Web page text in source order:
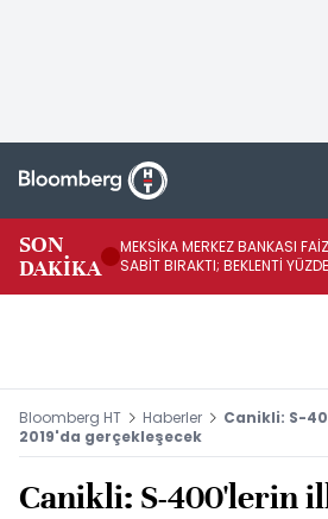
SON
DAKİKA
MEKSİKA MERKEZ BANKASI
SABİT BIRAKTI; BEKLENTİ
Bloomberg HT Haberler
Canikli: S-
2019'da gerçekleşecek
Canikli: S-400'lerin